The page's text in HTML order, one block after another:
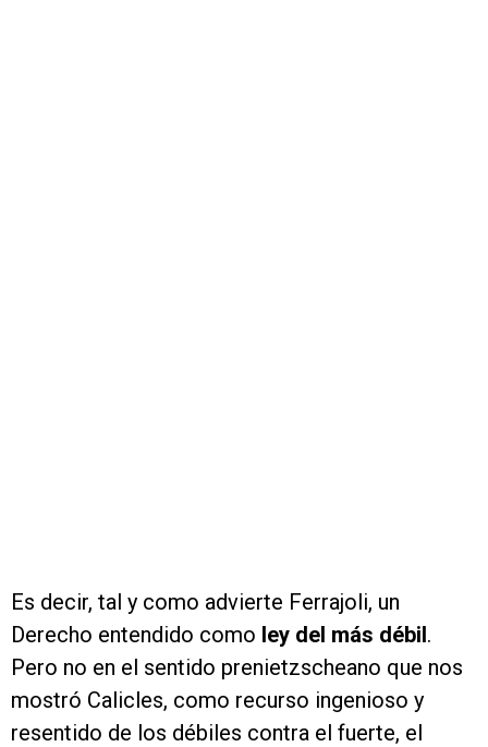
Es decir, tal y como advierte Ferrajoli, un
Derecho entendido como ley del más débil.
Pero no en el sentido prenietzscheano que nos
mostró Calicles, como recurso ingenioso y
resentido de los débiles contra el fuerte, el